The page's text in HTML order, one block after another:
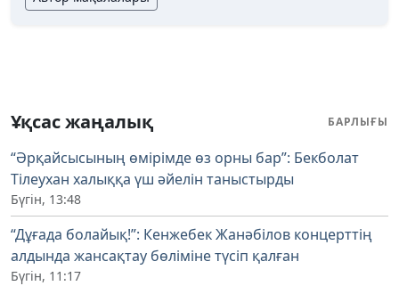
Ұқсас жаңалық БАРЛЫҒЫ
“Әрқайсысының өмірімде өз орны бар”: Бекболат
Тілеухан халыққа үш әйелін таныстырды
Бүгін, 13:48
“Дұғада болайық!”: Кенжебек Жанәбілов концерттің
алдында жансақтау бөліміне түсіп қалған
Бүгін, 11:17